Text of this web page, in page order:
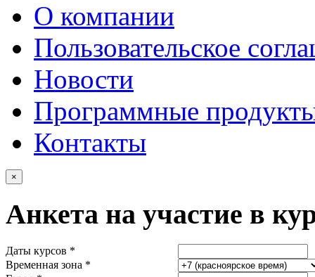
О компании
Пользовательское
Новости
Программные
Контакты
×
Анкета на участие в
Даты курсов *
Временная зона *